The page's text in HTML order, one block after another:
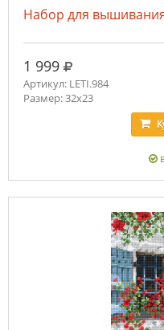
Набор для
1 999 руб.
Артикул: LETI.984
Размер: 32х23